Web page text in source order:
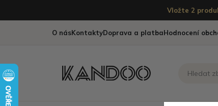
Vložte 2
O násKontaktyDoprava a platbaHodnocení